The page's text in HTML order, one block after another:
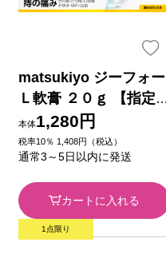
matsukiyo ジーフォー
Ｌ軟膏 ２０ｇ 【指定
第2類医薬品】
本体1,280円
税率10％ 1,408円（税込）
通常3～5日以内に発送
カートに入れる
1点限り